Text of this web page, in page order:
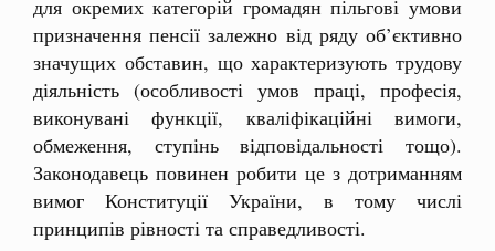
для окремих категорій громадян пільгові умови
призначення пенсії залежно від ряду об’єктивно
значущих обставин, що характеризують трудову
діяльність (особливості умов праці, професія,
виконувані функції, кваліфікаційні вимоги,
обмеження, ступінь відповідальності тощо).
Законодавець повинен робити це з дотриманням
вимог Конституції України, в тому числі
принципів рівності та справедливості.